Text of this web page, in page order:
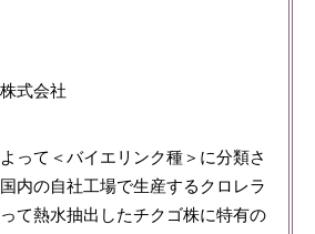
式会社
って＜バイエリンク種＞に分類さ
内の自社工場で生産するクロレラ
て熱水抽出したチクゴ株に特有の